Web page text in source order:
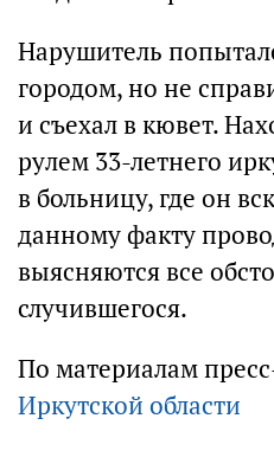
Нарушитель
городом, но не
и съехал в кювет.
рулем 33-летнего
в больницу, где он
данному факту
выясняются все
случившегося.
По материалам
Иркутской области